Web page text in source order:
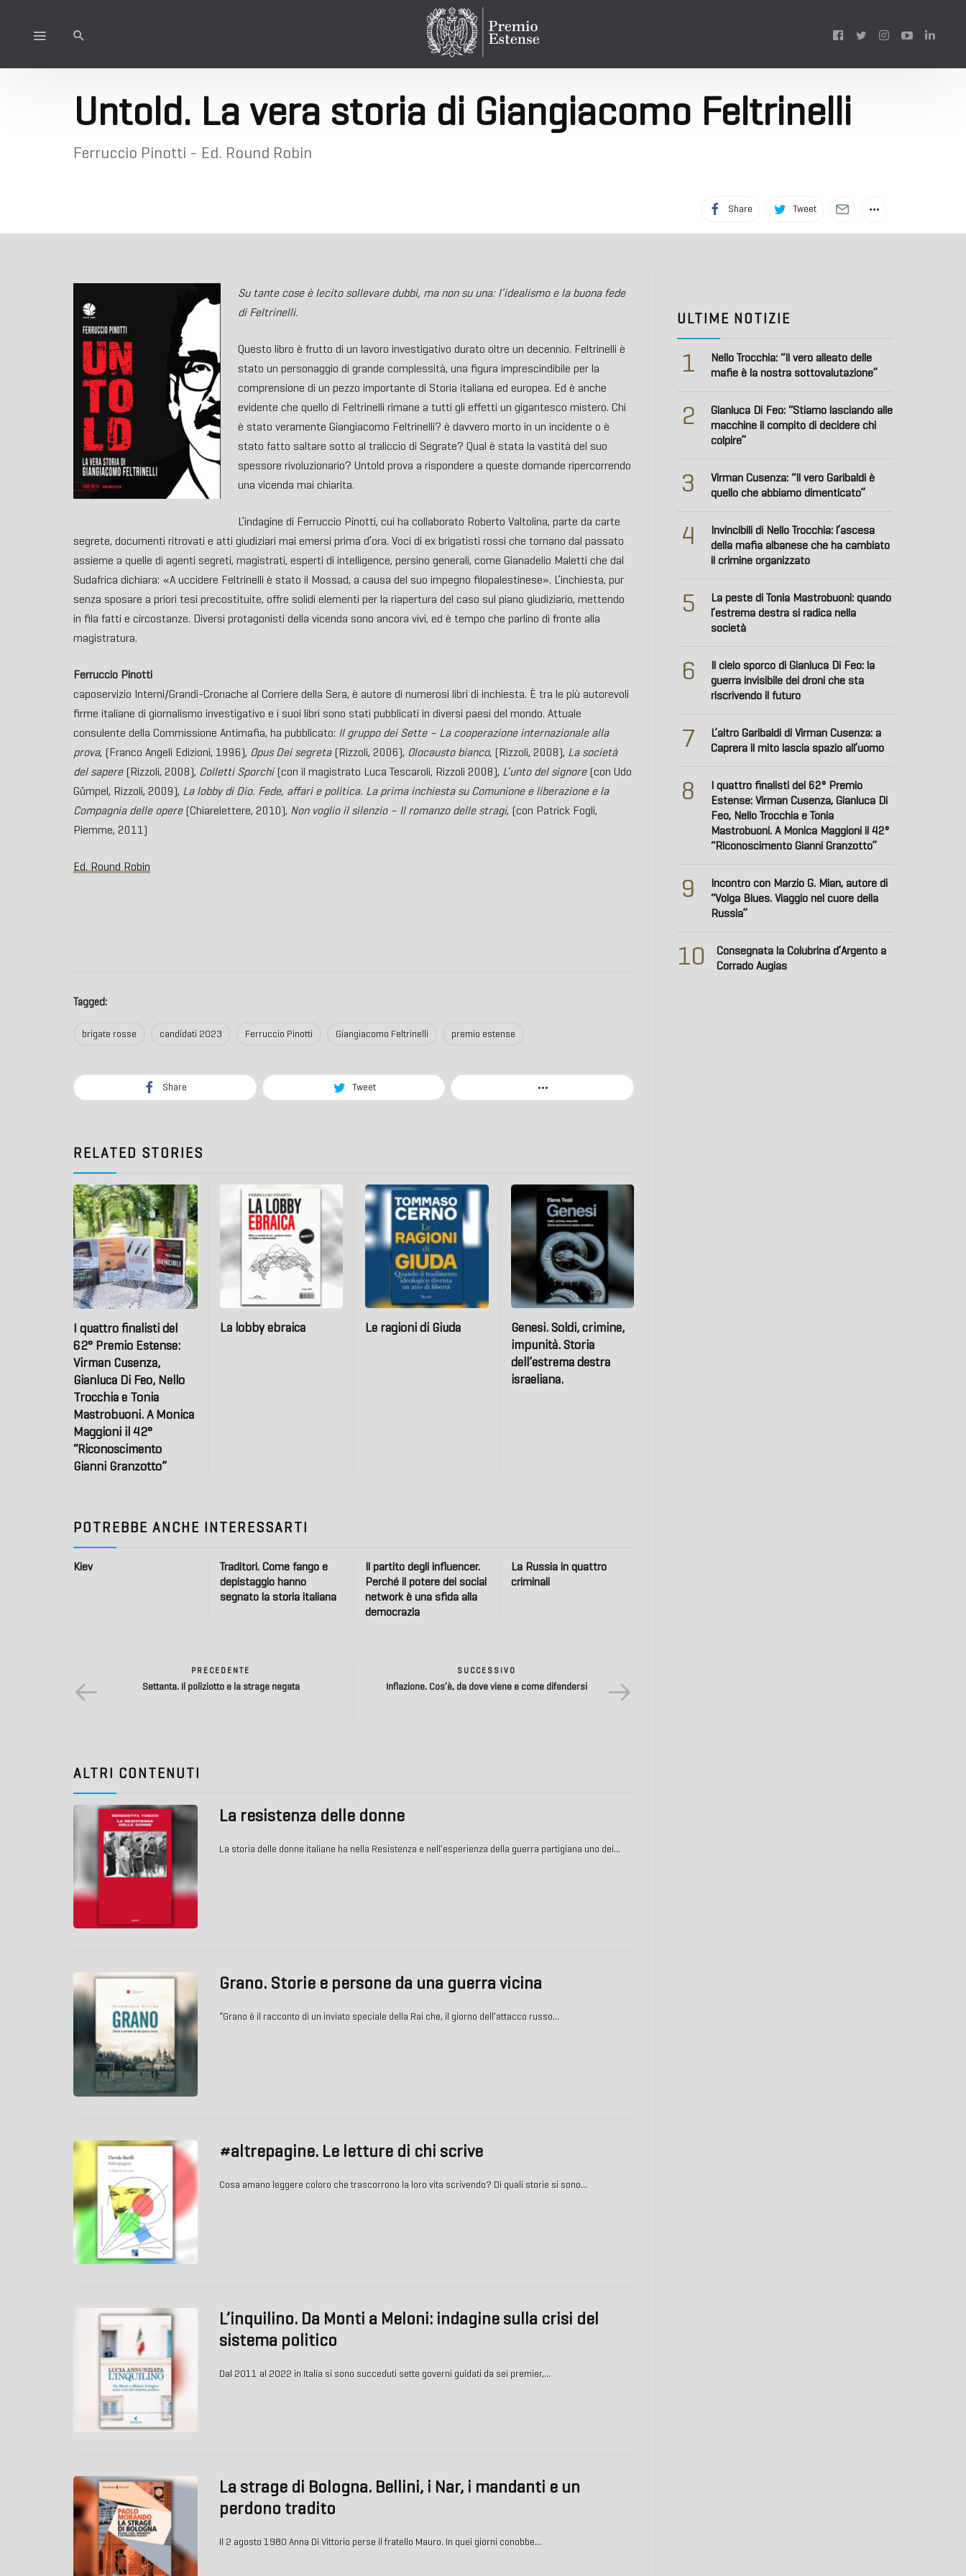
Follow
Untold. La vera storia di Giangiacomo Feltrinelli
Ferruccio Pinotti - Ed. Round Robin
Share Tweet
Su tante cose è lecito sollevare dubbi, ma non su una: l’idealismo e la buona fede
di Feltrinelli.
Questo libro è frutto di un lavoro investigativo durato oltre un decennio. Feltrinelli è
stato un personaggio di grande complessità, una figura imprescindibile per la
comprensione di un pezzo importante di Storia italiana ed europea. Ed è anche
evidente che quello di Feltrinelli rimane a tutti gli effetti un gigantesco mistero. Chi
è stato veramente Giangiacomo Feltrinelli? è davvero morto in un incidente o è
stato fatto saltare sotto al traliccio di Segrate? Qual è stata la vastità del suo
spessore rivoluzionario? Untold prova a rispondere a queste domande ripercorrendo
una vicenda mai chiarita.
L’indagine di Ferruccio Pinotti, cui ha collaborato Roberto Valtolina, parte da carte
segrete, documenti ritrovati e atti giudiziari mai emersi prima d’ora. Voci di ex brigatisti rossi che tornano dal passato
assieme a quelle di agenti segreti, magistrati, esperti di intelligence, persino generali, come Gianadelio Maletti che dal
Sudafrica dichiara: «A uccidere Feltrinelli è stato il Mossad, a causa del suo impegno filopalestinese». L’inchiesta, pur
senza sposare a priori tesi precostituite, offre solidi elementi per la riapertura del caso sul piano giudiziario, mettendo
in fila fatti e circostanze. Diversi protagonisti della vicenda sono ancora vivi, ed è tempo che parlino di fronte alla
magistratura.
Ferruccio Pinotti
caposervizio Interni/Grandi-Cronache al Corriere della Sera, è autore di numerosi libri di inchiesta. È tra le più autorevoli
firme italiane di giornalismo investigativo e i suoi libri sono stati pubblicati in diversi paesi del mondo. Attuale
consulente della Commissione Antimafia, ha pubblicato: Il gruppo dei Sette – La cooperazione internazionale alla
prova, (Franco Angeli Edizioni, 1996), Opus Dei segreta(Rizzoli, 2006), Olocausto bianco, (Rizzoli, 2008), La società
del sapere(Rizzoli, 2008), Colletti Sporchi(con il magistrato Luca Tescaroli, Rizzoli 2008), L’unto del signore(con Udo
Gümpel, Rizzoli, 2009), La lobby di Dio. Fede, affari e politica. La prima inchiesta su Comunione e liberazione e la
Compagnia delle opere(Chiarelettere, 2010), Non voglio il silenzio – Il romanzo delle stragi, (con Patrick Fogli,
Piemme, 2011)
Ed. Round Robin
Tagged:
brigate rosse candidati 2023 Ferruccio Pinotti Giangiacomo Feltrinelli premio estense
Share Tweet
RELATED STORIES
I quattro finalisti del
62° Premio Estense:
Virman Cusenza,
Gianluca Di Feo, Nello
Trocchia e Tonia
Mastrobuoni. A Monica
Maggioni il 42°
“Riconoscimento
Gianni Granzotto”
La lobby ebraica Le ragioni di Giuda
Genesi. Soldi, crimine,
impunità. Storia
dell’estrema destra
israeliana.
POTREBBE ANCHE INTERESSARTI
Kiev
Traditori. Come fango e
depistaggio hanno
segnato la storia italiana
Il partito degli influencer.
Perché il potere dei social
network è una sfida alla
democrazia
La Russia in quattro
criminali
PRECEDENTE
Settanta. Il poliziotto e la strage negata
SUCCESSIVO
Inflazione. Cos’è, da dove viene e come difendersi
ALTRI CONTENUTI
La resistenza delle donne
La storia delle donne italiane ha nella Resistenza e nell’esperienza della guerra partigiana uno dei…
Grano. Storie e persone da una guerra vicina
“Grano è il racconto di un inviato speciale della Rai che, il giorno dell’attacco russo…
#altrepagine. Le letture di chi scrive
Cosa amano leggere coloro che trascorrono la loro vita scrivendo? Di quali storie si sono…
L’inquilino. Da Monti a Meloni: indagine sulla crisi del
sistema politico
Dal 2011 al 2022 in Italia si sono succeduti sette governi guidati da sei premier,…
La strage di Bologna. Bellini, i Nar, i mandanti e un
perdono tradito
Il 2 agosto 1980 Anna Di Vittorio perse il fratello Mauro. In quei giorni conobbe…
ULTIME NOTIZIE
1
Nello Trocchia: “Il vero alleato delle
mafie è la nostra sottovalutazione”
2
Gianluca Di Feo: “Stiamo lasciando alle
macchine il compito di decidere chi
colpire”
3
Virman Cusenza: “Il vero Garibaldi è
quello che abbiamo dimenticato”
4
Invincibili di Nello Trocchia: l’ascesa
della mafia albanese che ha cambiato
il crimine organizzato
5
La peste di Tonia Mastrobuoni: quando
l’estrema destra si radica nella
società
6
Il cielo sporco di Gianluca Di Feo: la
guerra invisibile dei droni che sta
riscrivendo il futuro
7
L’altro Garibaldi di Virman Cusenza: a
Caprera il mito lascia spazio all’uomo
8
I quattro finalisti del 62° Premio
Estense: Virman Cusenza, Gianluca Di
Feo, Nello Trocchia e Tonia
Mastrobuoni. A Monica Maggioni il 42°
“Riconoscimento Gianni Granzotto”
9
Incontro con Marzio G. Mian, autore di
“Volga Blues. Viaggio nel cuore della
Russia”
10
Consegnata la Colubrina d’Argento a
Corrado Augias